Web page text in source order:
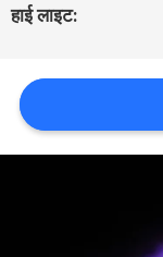
एक
की
विनती
हाई लाइट: